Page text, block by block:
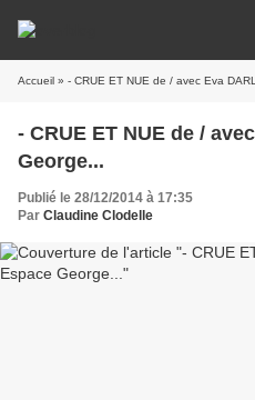
Accueil » - CRUE ET NUE de / avec Eva
- CRUE ET NUE de / avec Eva DARLAN Espace
George...
Publié le 28/12/2014 à 17:35
Par Claudine Clodelle